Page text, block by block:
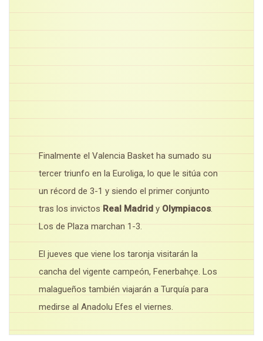
Finalmente el Valencia Basket ha sumado su
tercer triunfo en la Euroliga, lo que le sitúa con
un récord de 3-1 y siendo el primer conjunto
tras los invictos Real Madrid y Olympiacos
Los de Plaza marchan 1-3.
El jueves que viene los taronja visitarán la
cancha del vigente campeón, Fenerbahçe. Los
malagueños también viajarán a Turquía para
medirse al Anadolu Efes el viernes.